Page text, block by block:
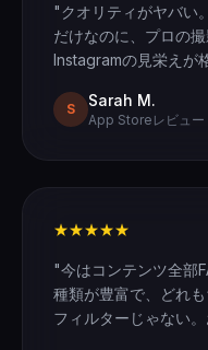
"クオリティがヤバい
だけなのに、プロの
Instagramの見栄えが
S Sarah M.
App Storeレビュー
★★★★★
"今はコンテンツ全部
種類が豊富で、どれ
フィルターじゃない